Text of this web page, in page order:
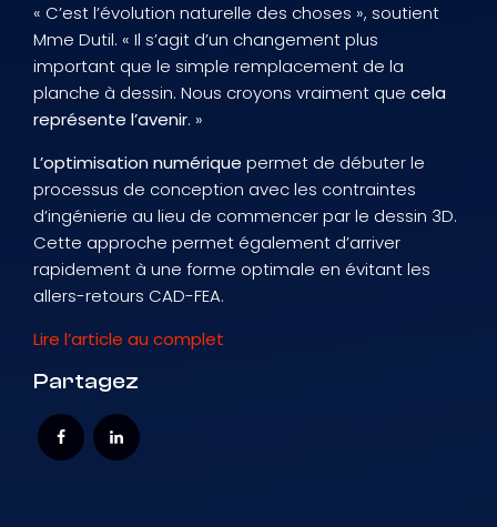
« C’est l’évolution naturelle des choses », soutient
Mme Dutil. « Il s’agit d’un changement plus
important que le simple remplacement de la
planche à dessin. Nous croyons vraiment que cela
représente l’avenir. »
L’optimisation numérique permet de débuter le
processus de conception avec les contraintes
d’ingénierie au lieu de commencer par le dessin 3D.
Cette approche permet également d’arriver
rapidement à une forme optimale en évitant les
allers-retours CAD-FEA.
Lire l’article au complet
Partagez